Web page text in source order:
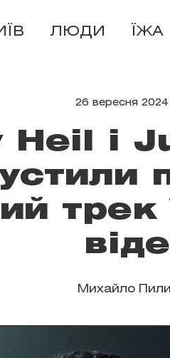
ЛЮДИ ЇЖА
26 вересня
Heil і
трек
Михайло